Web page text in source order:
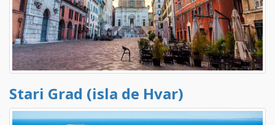
Stari Grad (isla de Hvar)